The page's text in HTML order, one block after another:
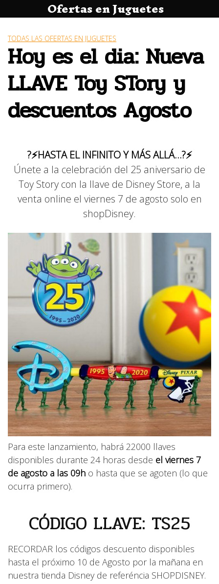
al
Ofertas en Juguetes
TODAS LAS OFERTAS EN JUGUETES
Hoy es el dia: Nueva
LLAVE Toy STory y
descuentos Agosto
?⚡HASTA EL INFINITO Y MÁS ALLÁ…?⚡
Únete a la celebración del 25 aniversario de
Toy Story con la llave de Disney Store, a la
venta online el viernes 7 de agosto solo en
shopDisney.
Para este lanzamiento, habrá 22000 llaves
disponibles durante 24 horas desde el viernes 7
de agosto a las 09h o hasta que se agoten (lo que
ocurra primero).
CÓDIGO LLAVE: TS25
RECORDAR los códigos descuento disponibles
hasta el próximo 10 de Agosto por la mañana en
nuestra tienda Disney de referéncia SHOPDISNEY.